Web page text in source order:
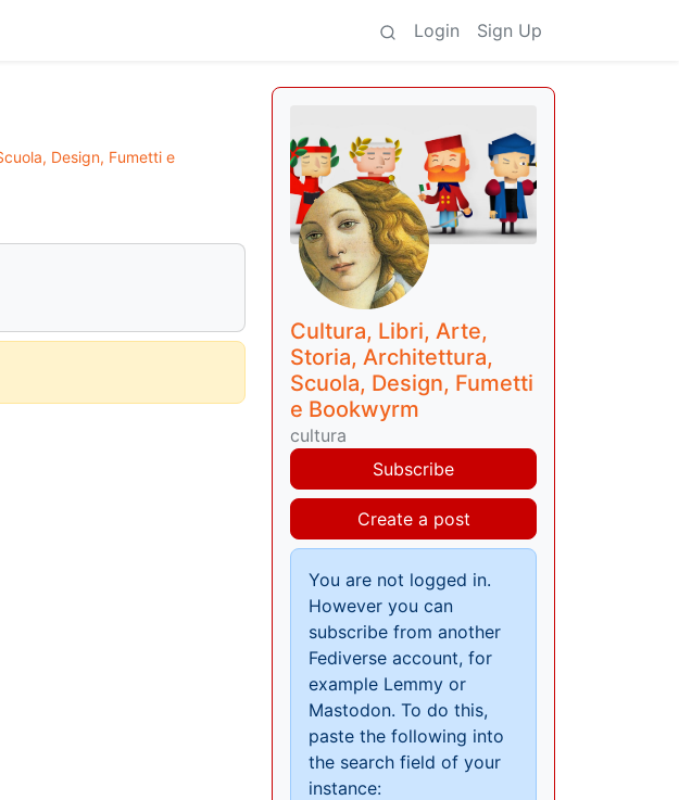
Login Sign Up
Design, Fumetti e
Cultura, Libri, Arte,
Storia, Architettura,
Scuola, Design, Fumetti
e Bookwyrm
cultura
Subscribe
Create a post
You are not logged in.
However you can
subscribe from another
Fediverse account, for
example Lemmy or
Mastodon. To do this,
paste the following into
the search field of your
instance: